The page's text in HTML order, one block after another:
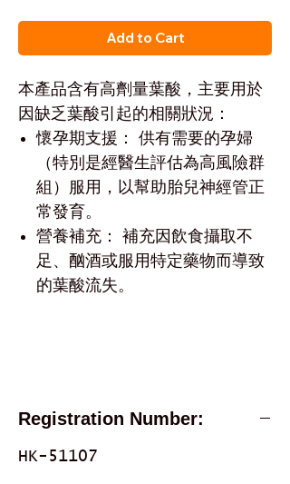
Add to Cart
本產品含有高劑量葉酸，主要用於
因缺乏葉酸引起的相關狀況：
懷孕期支援： 供有需要的孕婦
（特別是經醫生評估為高風險群
組）服用，以幫助胎兒神經管正
常發育。
營養補充： 補充因飲食攝取不
足、酗酒或服用特定藥物而導致
的葉酸流失。
Registration Number:
HK-51107